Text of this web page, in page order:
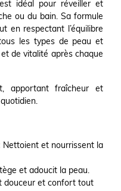
idéal pour réveiller et
ou du bain. Sa formule
en respectant l’équilibre
les types de peau et
de vitalité après chaque
apportant fraîcheur et
Nettoient et nourrissent la
et adoucit la peau.
douceur et confort tout